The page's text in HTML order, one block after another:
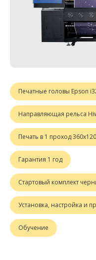
Печатные головы Epson
Направляющая рельса
Печать в 1 проход
Гарантия 1 год
Стартовый комплект
Установка, настройка и
Обучение